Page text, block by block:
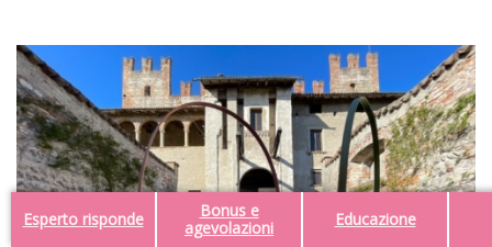
Esperto risponde
Bonus e
agevolazioni
Educazione